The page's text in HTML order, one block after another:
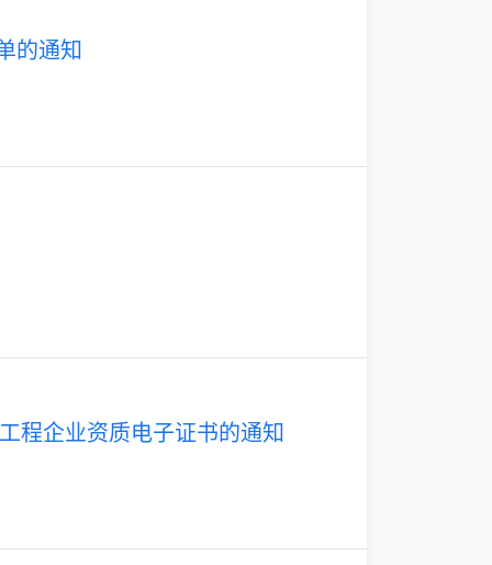
的通知
程企业资质电子证书的通知